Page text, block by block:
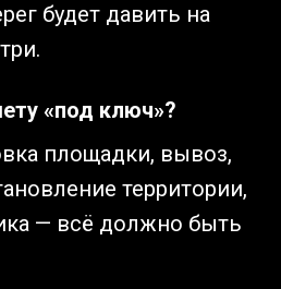
будет давить на
«под ключ»?
площадки, вывоз,
территории,
— всё должно быть